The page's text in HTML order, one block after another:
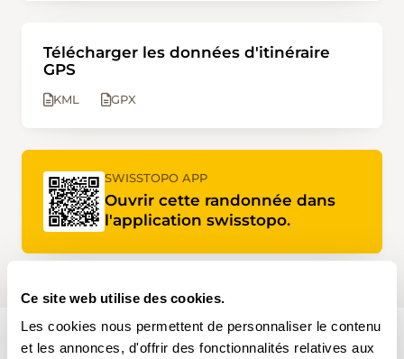
Ce site web utilise des cookies.
Les cookies nous permettent de personnaliser le contenu
et les annonces, d'offrir des fonctionnalités relatives aux
Télécharger les données d'itinéraire
GPS
KML GPX
SWISSTOPO APP
Ouvrir cette randonnée dans
l'application swisstopo.